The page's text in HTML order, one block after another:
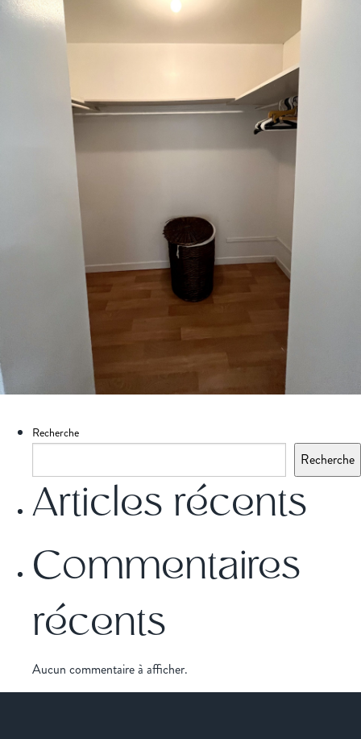
Recherche
Recherche
Articles récents
Commentaires
récents
Aucun commentaire à afficher.